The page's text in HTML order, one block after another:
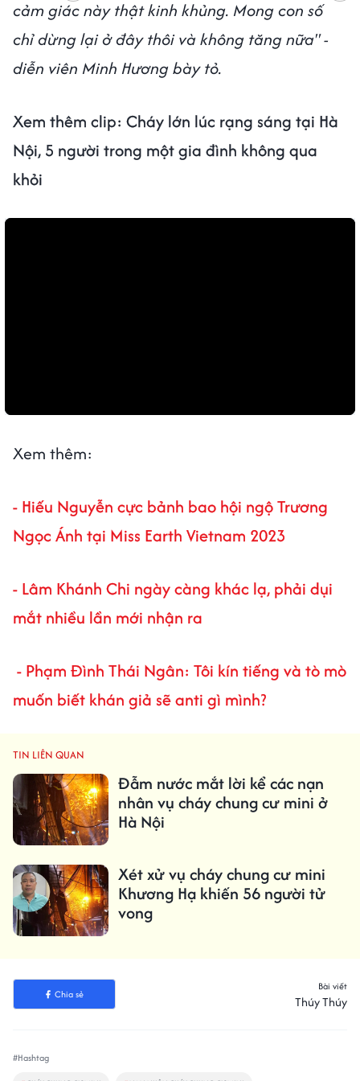
cảm giác này thật kinh khủng. Mong con số
chỉ dừng lại ở đây thôi và không tăng nữa" -
diễn viên Minh Hương bày tỏ.
Xem thêm clip: Cháy lớn lúc rạng sáng tại Hà
Nội, 5 người trong một gia đình không qua
khỏi
Xem thêm:
- Hiếu Nguyễn cực bảnh bao hội ngộ Trương
Ngọc Ánh tại Miss Earth Vietnam 2023
- Lâm Khánh Chi ngày càng khác lạ, phải dụi
mắt nhiều lần mới nhận ra
- Phạm Đình Thái Ngân: Tôi kín tiếng và tò mò
muốn biết khán giả sẽ anti gì mình?
TIN LIÊN QUAN
Đẫm nước mắt lời kể các nạn
nhân vụ cháy chung cư mini ở
Hà Nội
Xét xử vụ cháy chung cư mini
Khương Hạ khiến 56 người tử
vong
Chia sẻ
Bài viết
Thúy Thúy
#Hashtag